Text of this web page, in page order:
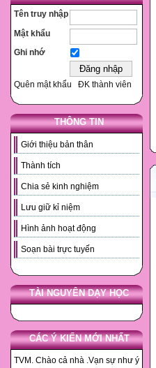
Tên truy nhập
Mật khẩu
Ghi nhớ
Quên mật khẩu ĐK thành viên
THÔNG TIN
Giới thiệu bản thân
Thành tích
Chia sẻ kinh nghiệm
Lưu giữ kỉ niệm
Hình ảnh hoạt động
Soạn bài trực tuyến
TÀI NGUYÊN DẠY HỌC
CÁC Ý KIẾN MỚI NHẤT
TVM. Chào cả nhà .Vạn sự như ý